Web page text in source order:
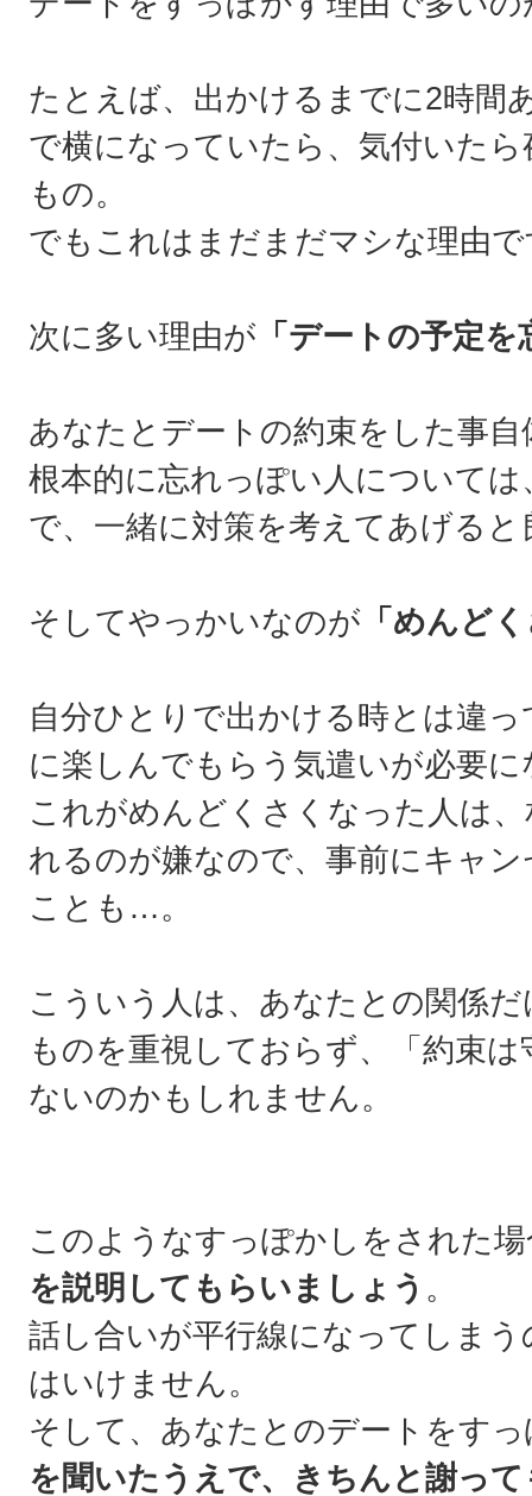
たとえば、出かけるまでに2時間
で横になっていたら、気付いた
もの。
でもこれはまだまだマシな理由
次に多い理由が 「デートの予定
あなたとデートの約束をした事
根本的に忘れっぽい人について
で、一緒に対策を考えてあげる
そしてやっかいなのが 「めんど
自分ひとりで出かける時とは違
に楽しんでもらう気遣いが必要
これがめんどくさくなった人は
れるのが嫌なので、事前にキャ
ことも…。
こういう人は、あなたとの関係
ものを重視しておらず、「約束
ないのかもしれません。
このようなすっぽかしをされた
を説明してもらいましょう 。
話し合いが平行線になってしま
はいけません。
そして、あなたとのデートをす
を聞いたうえで、きちんと謝っ